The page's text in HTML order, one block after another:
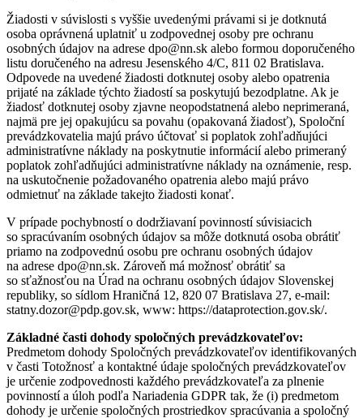
Žiadosti v súvislosti s vyššie uvedenými právami si je dotknutá
osoba oprávnená uplatniť u zodpovednej osoby pre ochranu
osobných údajov na adrese dpo@nn.sk alebo formou doporučeného
listu doručeného na adresu Jesenského 4/C, 811 02 Bratislava.
Odpovede na uvedené žiadosti dotknutej osoby alebo opatrenia
prijaté na základe týchto žiadostí sa poskytujú bezodplatne. Ak je
žiadosť dotknutej osoby zjavne neopodstatnená alebo neprimeraná,
najmä pre jej opakujúcu sa povahu (opakovaná žiadosť), Spoloční
prevádzkovatelia majú právo účtovať si poplatok zohľadňujúci
administratívne náklady na poskytnutie informácií alebo primeraný
poplatok zohľadňujúci administratívne náklady na oznámenie, resp.
na uskutočnenie požadovaného opatrenia alebo majú právo
odmietnuť na základe takejto žiadosti konať.
V prípade pochybností o dodržiavaní povinností súvisiacich
so spracúvaním osobných údajov sa môže dotknutá osoba obrátiť
priamo na zodpovednú osobu pre ochranu osobných údajov
na adrese dpo@nn.sk. Zároveň má možnosť obrátiť sa
so sťažnosťou na Úrad na ochranu osobných údajov Slovenskej
republiky, so sídlom Hraničná 12, 820 07 Bratislava 27, e-mail:
statny.dozor@pdp.gov.sk, www: https://dataprotection.gov.sk/.
Základné časti dohody spoločných prevádzkovateľov:
Predmetom dohody Spoločných prevádzkovateľov identifikovaných
v časti Totožnosť a kontaktné údaje spoločných prevádzkovateľov
je určenie zodpovednosti každého prevádzkovateľa za plnenie
povinností a úloh podľa Nariadenia GDPR tak, že (i) predmetom
dohody je určenie spoločných prostriedkov spracúvania a spoločný